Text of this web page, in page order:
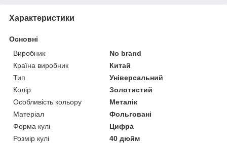
Характеристики
Основні
Виробник
No brand
Країна виробник
Китай
Тип
Універсальний
Колір
Золотистий
Особливість кольору
Металік
Матеріал
Фольговані
Форма кулі
Цифра
Розмір кулі
40 дюйм